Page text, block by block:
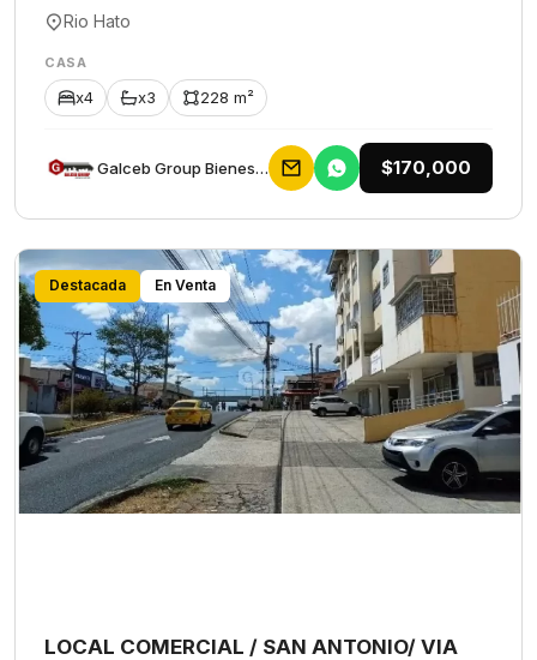
Rio Hato
CASA
x4 x3 228 m²
Galceb Group Bienes Raices $170,000
Destacada En Venta
LOCAL COMERCIAL / SAN ANTONIO/ VIA